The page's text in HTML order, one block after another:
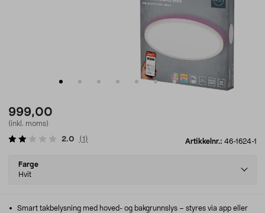
999,00
(inkl. moms)
Artikkelnr.: 46-1624-1
2.0 (1 )
Select
variant
Farge
Hvit
Smart takbelysning med hoved- og bakgrunnslys – styres via app eller